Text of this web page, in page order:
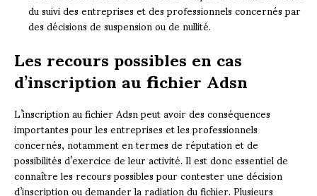
du suivi des entreprises et des professionnels concernés par
des décisions de suspension ou de nullité.
Les recours possibles en cas
d’inscription au fichier Adsn
L’inscription au fichier Adsn peut avoir des conséquences
importantes pour les entreprises et les professionnels
concernés, notamment en termes de réputation et de
possibilités d’exercice de leur activité. Il est donc essentiel de
connaître les recours possibles pour contester une décision